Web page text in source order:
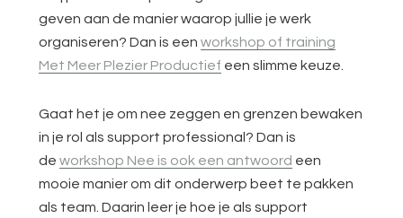
geven aan de manier waarop jullie je werk
organiseren? Dan is eenworkshop of training
Met Meer Plezier Productief een slimme keuze.
Gaat het je om nee zeggen en grenzen bewaken
in je rol als support professional? Dan is
deworkshop Nee is ook een antwoord een
mooie manier om dit onderwerp beet te pakken
als team. Daarin leer je hoe je als support